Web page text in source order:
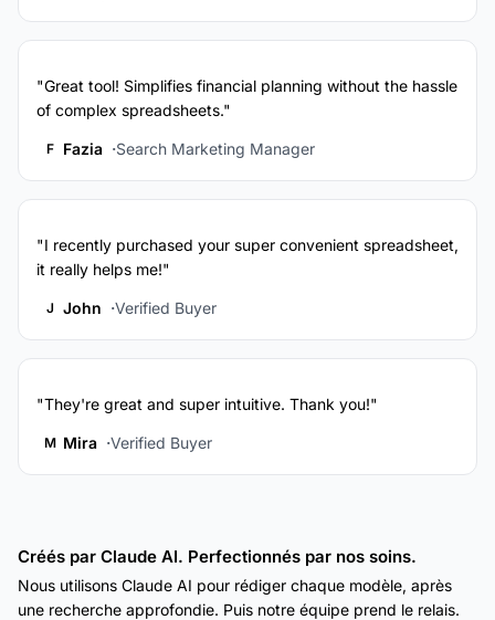
"Great tool! Simplifies financial planning without the hassle
of complex spreadsheets."
F Fazia Search Marketing Manager
"I recently purchased your super convenient spreadsheet,
it really helps me!"
J John Verified Buyer
"They're great and super intuitive. Thank you!"
M Mira Verified Buyer
Créés par Claude AI. Perfectionnés par nos soins.
Nous utilisons Claude AI pour rédiger chaque modèle, après
une recherche approfondie. Puis notre équipe prend le relais.